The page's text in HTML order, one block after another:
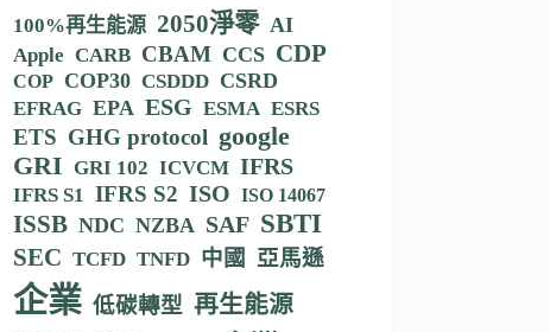
100%再生能源 2050淨零 AI
Apple CARB CBAM CCS CDP
COP COP30 CSDDD CSRD
EFRAG EPA ESG ESMA ESRS
ETS GHG protocol google
GRI GRI 102 ICVCM IFRS
IFRS S1 IFRS S2 ISO ISO 14067
ISSB NDC NZBA SAF SBTI
SEC TCFD TNFD 中國 亞馬遜
企業 低碳轉型 再生能源